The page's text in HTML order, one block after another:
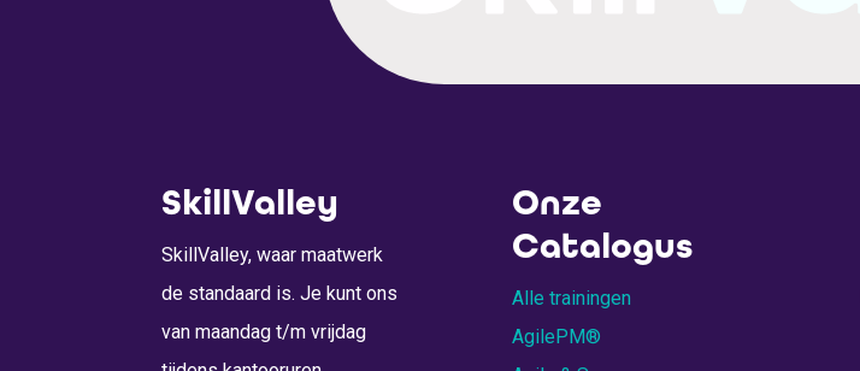
SkillValley
SkillValley, waar maatwerk
de standaard is. Je kunt ons
van maandag t/m vrijdag
Onze
Catalogus
Alle trainingen
AgilePM®